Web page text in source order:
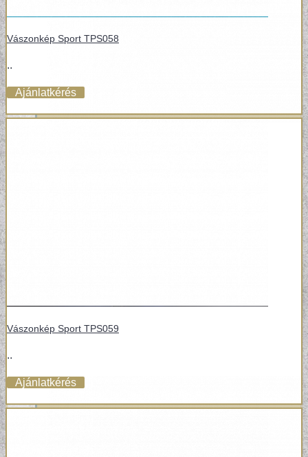
Vászonkép Sport TPS058
..
Ajánlatkérés
Vászonkép Sport TPS059
..
Ajánlatkérés